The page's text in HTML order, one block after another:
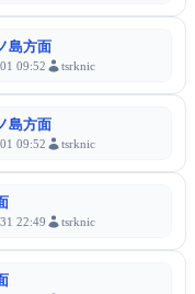
島方面
09:52 tsrknic
島方面
09:52 tsrknic
22:49 tsrknic